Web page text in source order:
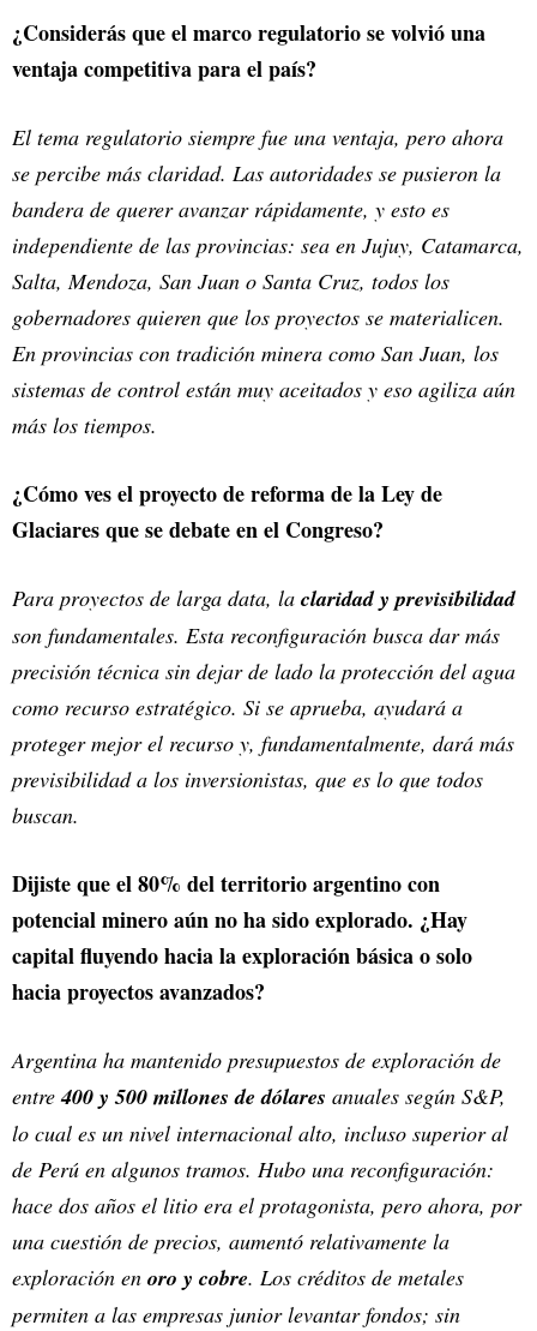
¿Considerás que el marco regulatorio se volvió una
ventaja competitiva para el país?
El tema regulatorio siempre fue una ventaja, pero ahora
se percibe más claridad. Las autoridades se pusieron la
bandera de querer avanzar rápidamente, y esto es
independiente de las provincias: sea en Jujuy, Catamarca,
Salta, Mendoza, San Juan o Santa Cruz, todos los
gobernadores quieren que los proyectos se materialicen.
En provincias con tradición minera como San Juan, los
sistemas de control están muy aceitados y eso agiliza aún
más los tiempos.
¿Cómo ves el proyecto de reforma de la Ley de
Glaciares que se debate en el Congreso?
Para proyectos de larga data, la claridad y previsibilidad
son fundamentales. Esta reconfiguración busca dar más
precisión técnica sin dejar de lado la protección del agua
como recurso estratégico. Si se aprueba, ayudará a
proteger mejor el recurso y, fundamentalmente, dará más
previsibilidad a los inversionistas, que es lo que todos
buscan.
Dijiste que el 80% del territorio argentino con
potencial minero aún no ha sido explorado. ¿Hay
capital fluyendo hacia la exploración básica o solo
hacia proyectos avanzados?
Argentina ha mantenido presupuestos de exploración de
entre400 y 500 millones de dólares anuales según S&P,
lo cual es un nivel internacional alto, incluso superior al
de Perú en algunos tramos. Hubo una reconfiguración:
hace dos años el litio era el protagonista, pero ahora, por
una cuestión de precios, aumentó relativamente la
exploración en oro y cobre. Los créditos de metales
permiten a las empresas junior levantar fondos; sin